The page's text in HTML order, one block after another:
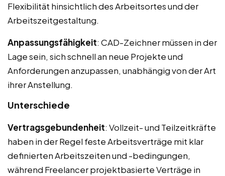
Flexibilität hinsichtlich des Arbeitsortes und der
Arbeitszeitgestaltung.
Anpassungsfähigkeit: CAD-Zeichner müssen in der
Lage sein, sich schnell an neue Projekte und
Anforderungen anzupassen, unabhängig von der Art
ihrer Anstellung.
Unterschiede
Vertragsgebundenheit: Vollzeit- und Teilzeitkräfte
haben in der Regel feste Arbeitsverträge mit klar
definierten Arbeitszeiten und -bedingungen,
während Freelancer projektbasierte Verträge in